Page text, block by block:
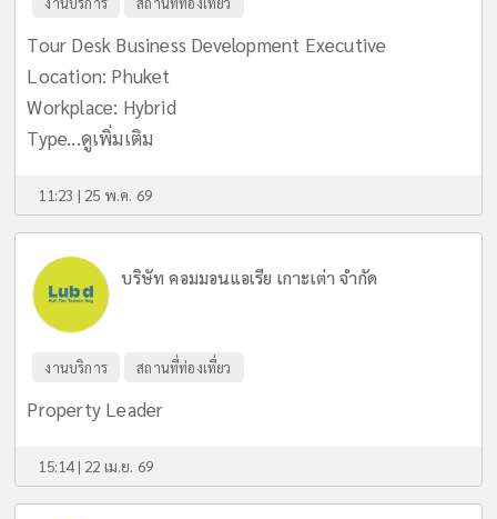
Tour Desk Business Development Executive
Location: Phuket
Workplace: Hybrid
Type...ดูเพิ่มเติม
11:23 | 25 พ.ค. 69
บริษัท คอมมอนแอเรีย เกาะเต่า จำกัด
งานบริการ สถานที่ท่องเที่ยว
Property Leader
15:14 | 22 เม.ย. 69